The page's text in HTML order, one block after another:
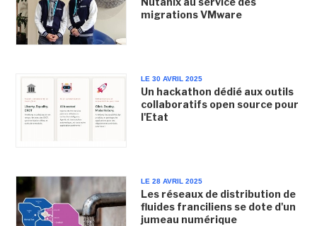
migrations VMware
LE 30 AVRIL 2025
Un hackathon dédié aux outils
collaboratifs open source pour
l'Etat
LE 28 AVRIL 2025
Les réseaux de distribution de
fluides franciliens se dote d'un
jumeau numérique